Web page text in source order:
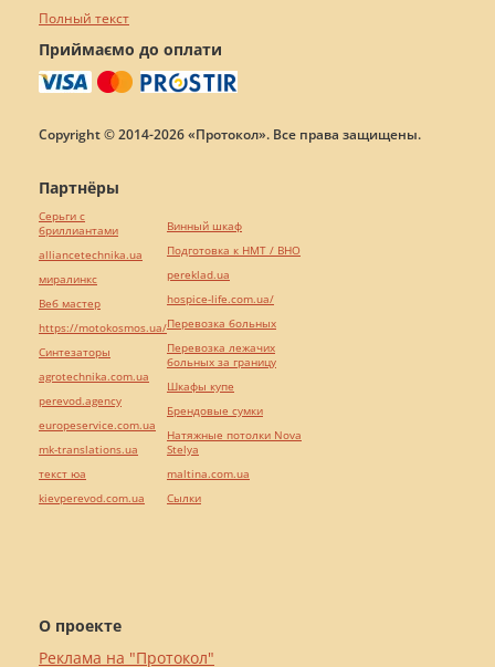
Полный текст
Приймаємо до оплати
Copyright © 2014-2026 «Протокол». Все права защищены.
О проекте
Реклама на "Протокол"
Партнёры
Серьги с
бриллиантами
alliancetechnika.ua
миралинкс
Веб мастер
https://motokosmos.ua/
Синтезаторы
agrotechnika.com.ua
perevod.agency
europeservice.com.ua
mk-translations.ua
текст юа
kievperevod.com.ua
Винный шкаф
Подготовка к НМТ / ВНО
pereklad.ua
hospice-life.com.ua/
Перевозка больных
Перевозка лежачих
больных за границу
Шкафы купе
Брендовые сумки
Натяжные потолки Nova
Stelya
maltina.com.ua
Cылки